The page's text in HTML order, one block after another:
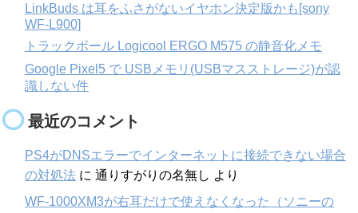
LinkBuds は耳をふさがないイヤホン決定版かも[sony
WF-L900]
トラックボール Logicool ERGO M575 の静音化メモ
Google Pixel5 で USBメモリ(USBマスストレージ)が認
識しない件
最近のコメント
PS4がDNSエラーでインターネットに接続できない場合
の対処法 に 通りすがりの名無し より
WF-1000XM3が右耳だけで使えなくなった（ソニーの